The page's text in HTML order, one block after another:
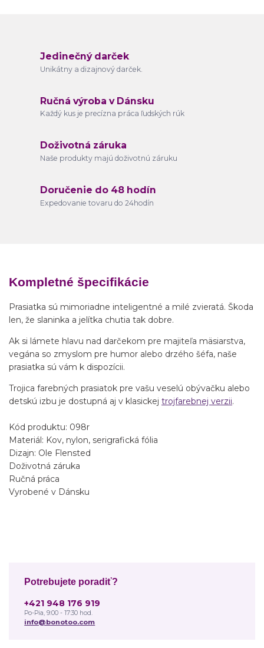
Jedinečný darček
Unikátny a dizajnový darček.
Ručná výroba v Dánsku
Každý kus je precízna práca ľudských rúk
Doživotná záruka
Naše produkty majú doživotnú záruku
Doručenie do 48 hodín
Expedovanie tovaru do 24hodín
Kompletné špecifikácie
Prasiatka sú mimoriadne inteligentné a milé zvieratá. Škoda
len, že slaninka a jelítka chutia tak dobre.
Ak si lámete hlavu nad darčekom pre majiteľa mäsiarstva,
vegána so zmyslom pre humor alebo drzého šéfa, naše
prasiatka sú vám k dispozícii.
Trojica farebných prasiatok pre vašu veselú obývačku alebo
detskú izbu je dostupná aj v klasickej trojfarebnej verzii.
Kód produktu: 098r
Materiál: Kov, nylon, serigrafická fólia
Dizajn: Ole Flensted
Doživotná záruka
Ručná práca
Vyrobené v Dánsku
Potrebujete poradiť?
+421 948 176 919
Po-Pia, 9:00 - 17:30 hod.
info@bonotoo.com